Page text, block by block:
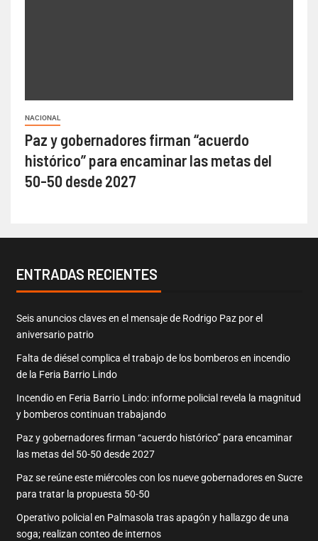
NACIONAL
Paz y gobernadores firman “acuerdo
histórico” para encaminar las metas del
50-50 desde 2027
ENTRADAS RECIENTES
Seis anuncios claves en el mensaje de Rodrigo Paz por el
aniversario patrio
Falta de diésel complica el trabajo de los bomberos en incendio
de la Feria Barrio Lindo
Incendio en Feria Barrio Lindo: informe policial revela la magnitud
y bomberos continuan trabajando
Paz y gobernadores firman “acuerdo histórico” para encaminar
las metas del 50-50 desde 2027
Paz se reúne este miércoles con los nueve gobernadores en Sucre
para tratar la propuesta 50-50
Operativo policial en Palmasola tras apagón y hallazgo de una
soga; realizan conteo de internos